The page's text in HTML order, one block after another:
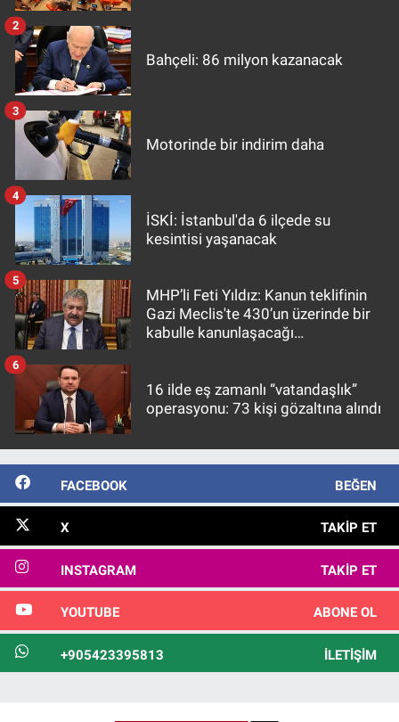
Bahçeli: 86 milyon kazanacak
2
Motorinde bir indirim daha
3
İSKİ: İstanbul'da 6 ilçede su
kesintisi yaşanacak
4
MHP’li Feti Yıldız: Kanun teklifinin
Gazi Meclis'te 430’un üzerinde bir
kabulle kanunlaşacağı
5
16 ilde eş zamanlı “vatandaşlık”
operasyonu: 73 kişi gözaltına alındı
6
FACEBOOK BEĞEN
X TAKIP ET
INSTAGRAM TAKIP ET
YOUTUBE ABONE OL
+905423395813 İLETIŞIM